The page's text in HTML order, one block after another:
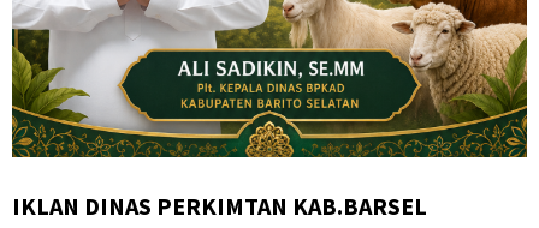
IKLAN DINAS PERKIMTAN KAB.BARSEL